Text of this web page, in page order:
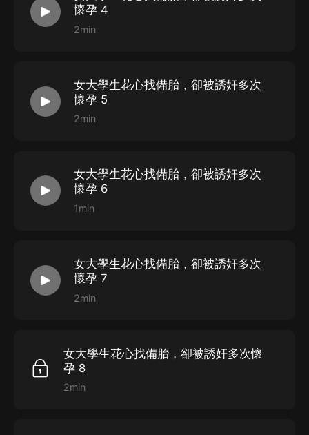
懷孕 4
2min
女大學生花心找備胎，卻被誘奸多次
懷孕 5
2min
女大學生花心找備胎，卻被誘奸多次
懷孕 6
1min
女大學生花心找備胎，卻被誘奸多次
懷孕 7
2min
女大學生花心找備胎，卻被誘奸多次懷
孕 8
2min